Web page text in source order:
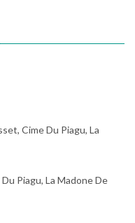
Cime Du Piagu, La
Piagu, La Madone De